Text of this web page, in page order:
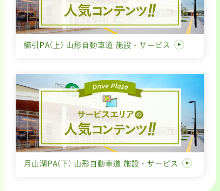
櫛引PA(上) 山形自動車道 施設・サービス
月山湖PA(下) 山形自動車道 施設・サービス